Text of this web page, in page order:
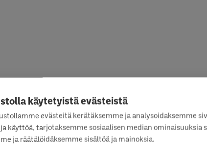
käytetyistä evästeistä
evästeitä kerätäksemme ja analysoidaksemme
käyttöä, tarjotaksemme sosiaalisen median ominaisuuksia
ja räätälöidäksemme sisältöä ja mainoksia.